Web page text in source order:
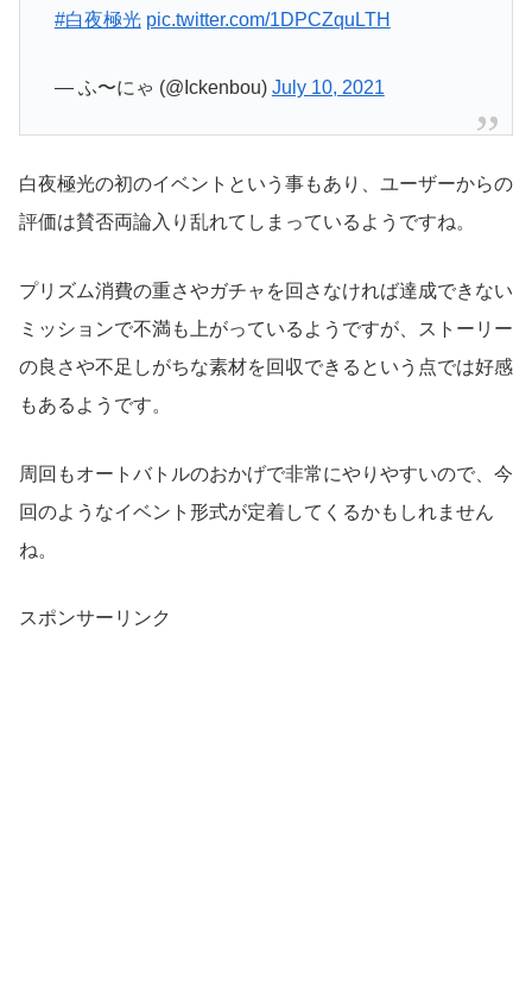
#白夜極光 pic.twitter.com/1DPCZquLTH
— ふ〜にゃ (@Ickenbou) July 10, 2021
白夜極光の初のイベントという事もあり、ユーザーからの
評価は賛否両論入り乱れてしまっているようですね。
プリズム消費の重さやガチャを回さなければ達成できない
ミッションで不満も上がっているようですが、ストーリー
の良さや不足しがちな素材を回収できるという点では好感
もあるようです。
周回もオートバトルのおかげで非常にやりやすいので、今
回のようなイベント形式が定着してくるかもしれません
ね。
スポンサーリンク